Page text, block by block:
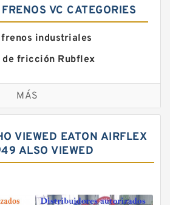
VC CATEGORIES
industriales
de fricción Rubflex
VC
MÁS
VIEWED EATON AIRFLEX
ALSO VIEWED